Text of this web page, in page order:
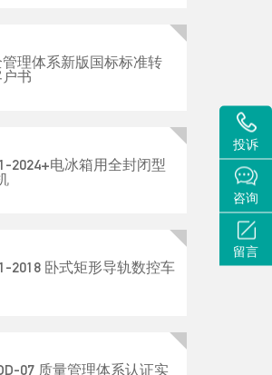
投诉
咨询
留言
理体系新版国标标准转
书
2024+电冰箱用全封闭型
2018 卧式矩形导轨数控车
07 质量管理体系认证实